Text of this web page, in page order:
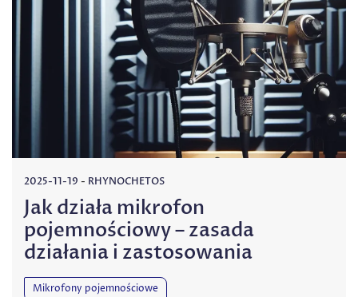
2025-11-19 - RHYNOCHETOS
Jak działa mikrofon
pojemnościowy – zasada
działania i zastosowania
Mikrofony pojemnościowe